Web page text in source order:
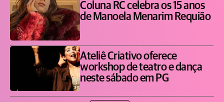
Coluna RC celebra os 15 anos
de Manoela Menarim Requião
Ateliê Criativo oferece
workshop de teatro e dança
neste sábado em PG